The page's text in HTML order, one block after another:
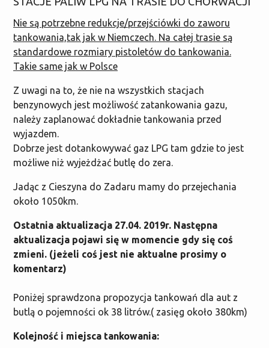
Nie są potrzebne redukcje/przejściówki do zaworu
tankowania,tak jak w Niemczech. Na całej trasie są
standardowe rozmiary pistoletów do tankowania.
Takie same jak w Polsce
Z uwagi na to, że nie na wszystkich stacjach
benzynowych jest możliwość zatankowania gazu,
należy zaplanować dokładnie tankowania przed
wyjazdem.
Dobrze jest dotankowywać gaz LPG tam gdzie to jest
możliwe niż wyjeżdżać butlę do zera.
Jadąc z Cieszyna do Zadaru mamy do przejechania
około 1050km.
Ostatnia aktualizacja 27.04. 2019r. Następna
aktualizacja pojawi się w momencie gdy się coś
zmieni. (jeżeli coś jest nie aktualne prosimy o
komentarz)
Poniżej sprawdzona propozycja tankowań dla aut z
butlą o pojemności ok 38 litrów.( zasięg około 380km)
Kolejność i miejsca tankowania: